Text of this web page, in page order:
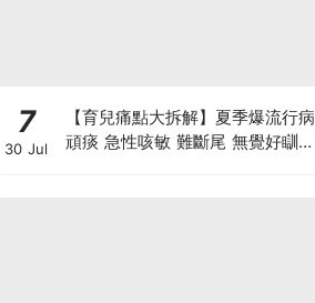
7
30 Jul
【育兒痛點大拆解】夏季爆流行病
頑痰 急性咳敏 難斷尾 無覺好瞓？